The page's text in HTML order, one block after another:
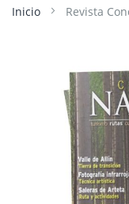
Inicio Revista